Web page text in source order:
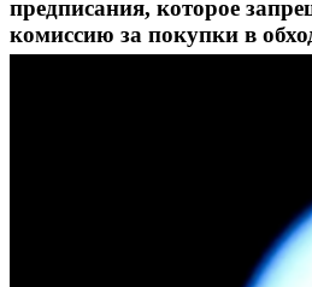
предписания, которое
комиссию за покупки в